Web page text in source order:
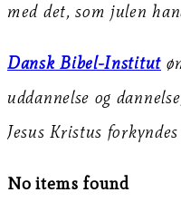
med det, som julen
Dansk Bibel-Institut
uddannelse og
Jesus Kristus
No items found